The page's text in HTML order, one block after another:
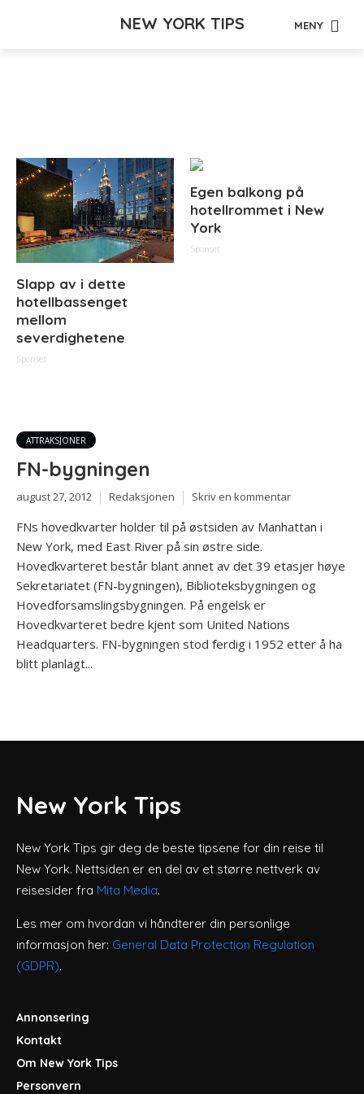
NEW YORK TIPS MENY
Slapp av i dette
hotellbassenget
mellom
severdighetene
Sponset
Egen balkong på
hotellrommet i New
York
Sponset
ATTRAKSJONER
FN-bygningen
august 27, 2012 Redaksjonen Skriv en kommentar
FNs hovedkvarter holder til på østsiden av Manhattan i
New York, med East River på sin østre side.
Hovedkvarteret består blant annet av det 39 etasjer høye
Sekretariatet (FN-bygningen), Biblioteksbygningen og
Hovedforsamslingsbygningen. På engelsk er
Hovedkvarteret bedre kjent som United Nations
Headquarters. FN-bygningen stod ferdig i 1952 etter å ha
blitt planlagt...
New York Tips
New York Tips gir deg de beste tipsene for din reise til
New York. Nettsiden er en del av et større nettverk av
reisesider fra Mita Media.
Les mer om hvordan vi håndterer din personlige
informasjon her: General Data Protection Regulation
(GDPR).
Annonsering
Kontakt
Om New York Tips
Personvern